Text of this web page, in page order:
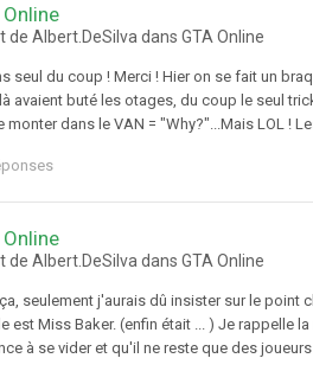
de Albert.DeSilva dans GTA Online
seul du coup ! Merci ! Hier on se fait un
avaient buté les otages, du coup le seul
dans le VAN = "Why?"...Mais LOL !
de Albert.DeSilva dans GTA Online
seulement j'aurais dû insister sur le point
Miss Baker. (enfin était ... ) Je rappelle
à se vider et qu'il ne reste que des